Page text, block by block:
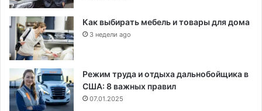
Как выбирать мебель и товары для дома
3 недели ago
Режим труда и отдыха дальнобойщика в
США: 8 важных правил
07.01.2025